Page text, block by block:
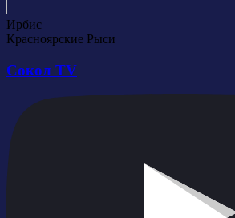
Ирбис
Красноярские Рыси
Сокол TV